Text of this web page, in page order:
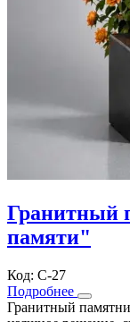
Гранитный
памяти"
Код: С-27
Подробнее
Гранитный